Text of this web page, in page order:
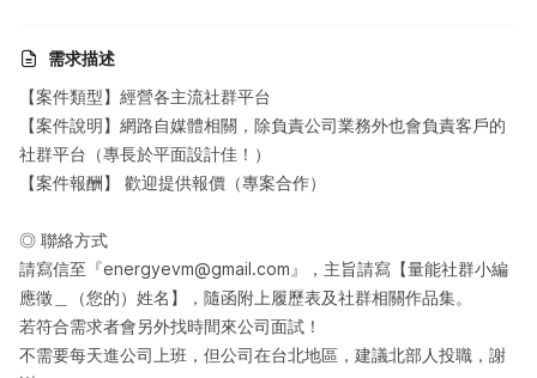
需求描述
【案件類型】經營各主流社群平台
【案件說明】網路自媒體相關，除負責公司業務外也會負責客戶的
社群平台（專長於平面設計佳！）
【案件報酬】 歡迎提供報價（專案合作）
◎ 聯絡方式
請寫信至『energyevm@gmail.com』，主旨請寫【量能社群小編
應徵＿（您的）姓名】，隨函附上履歷表及社群相關作品集。
若符合需求者會另外找時間來公司面試！
不需要每天進公司上班，但公司在台北地區，建議北部人投職，謝